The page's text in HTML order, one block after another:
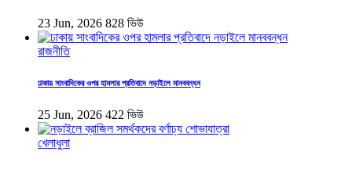
23 Jun, 2026 828 ভিউ
রাজনীতি
ঢাকায় সাংবাদিকের ওপর হামলার প্রতিবাদে নড়াইলে মানববন্ধন
25 Jun, 2026 422 ভিউ
খেলাধুলা